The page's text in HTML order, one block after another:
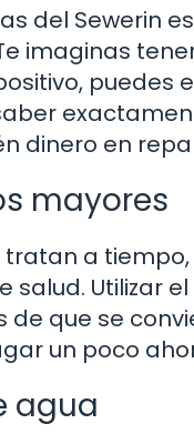
del Sewerin
imaginas
puedes
dinero en
mayores
tratan a
Utilizar
que se
un poco
agua